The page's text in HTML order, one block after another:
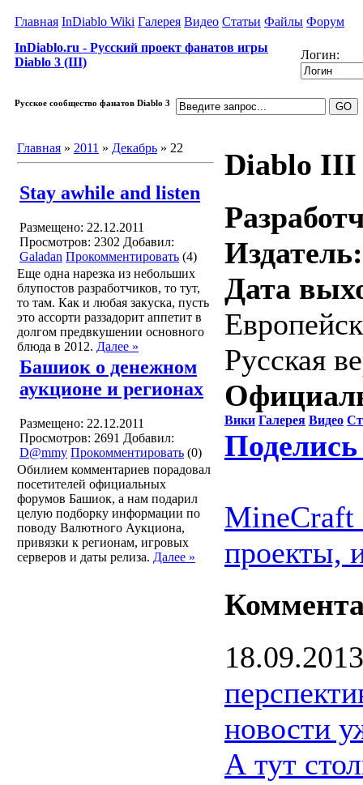
Главная InDiablo Wiki Галерея Видео Статьи Файлы Форум
InDiablo.ru - Русский проект фанатов игры
Diablo 3 (III)
Логин:
Русское сообщество фанатов Diablo 3
Главная » 2011 » Декабрь » 22
Stay awhile and listen
Размещено: 22.12.2011
Просмотров: 2302 Добавил:
Galadan Прокомментировать (4)
Еще одна нарезка из небольших
блупостов разработчиков, то тут,
то там. Как и любая закуска, пусть
это ассорти раззадорит аппетит в
долгом предвкушении основного
блюда в 2012. Далее »
Башиок о денежном
аукционе и регионах
Размещено: 22.12.2011
Просмотров: 2691 Добавил:
D@mmy Прокомментировать (0)
Обилием комментариев порадовал
посетителей официальных
форумов Башиок, а нам подарил
целую подборку информации по
поводу Валютного Аукциона,
привязки к регионам, игровых
серверов и даты релиза. Далее »
Diablo III
Издатель:
Дата
Русская
Вики Галерея Видео
MineCraft
проекты,
18.09.2013
новости
А тут